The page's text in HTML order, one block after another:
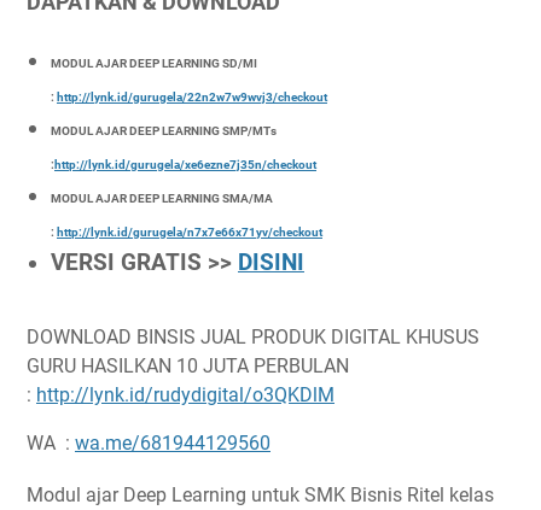
MODUL AJAR DEEP LEARNING SD/MI
: http://lynk.id/gurugela/22n2w7w9wvj3/checkout
MODUL AJAR DEEP LEARNING SMP/MTs
: http://lynk.id/gurugela/xe6ezne7j35n/checkout
MODUL AJAR DEEP LEARNING SMA/MA
: http://lynk.id/gurugela/n7x7e66x71yv/checkout
VERSI GRATIS >> DISINI
DOWNLOAD BINSIS JUAL PRODUK DIGITAL KHUSUS
GURU HASILKAN 10 JUTA PERBULAN
: http://lynk.id/rudydigital/o3QKDlM
WA : wa.me/681944129560
Modul ajar Deep Learning untuk SMK Bisnis Ritel kelas